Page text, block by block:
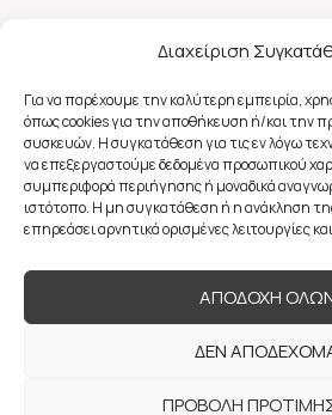
Διαχείριση
Για να παρέχουμε την καλύτερη εμπειρία,
όπως cookies για την αποθήκευση ή/και την
συσκευών. Η συγκατάθεση για τις εν λόγω
να επεξεργαστούμε δεδομένα προσωπικού
συμπεριφορά περιήγησης ή μοναδικά
ιστότοπο. Η μη συγκατάθεση ή η ανάκληση
επηρεάσει αρνητικά ορισμένες λειτουργίες
ΑΠΟΔΟΧΗ
ΔΕΝ
ΠΡΟΒΟΛΗ